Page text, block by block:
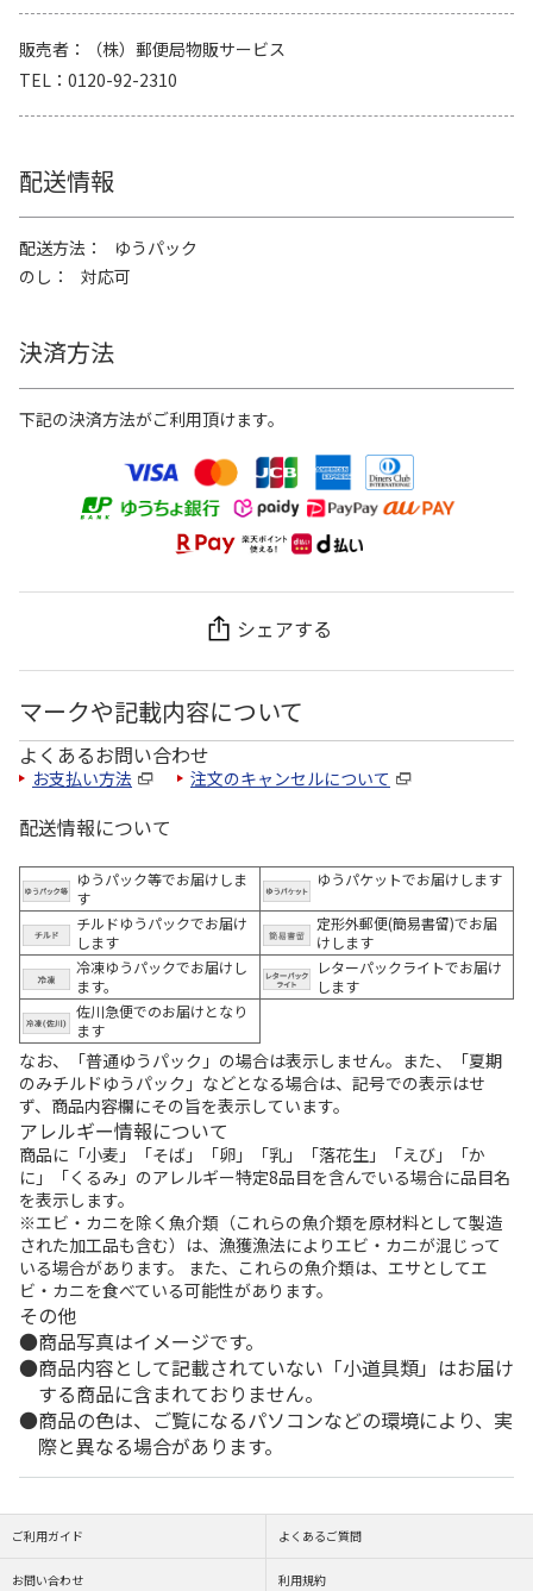
販売者
（株）郵便局物販サービス
TEL
0120-92-2310
配送情報
配送方法
ゆうパック
のし
対応可
決済方法
下記の決済方法がご利用頂けます。
シェアする
マークや記載内容について
よくあるお問い合わせ
お支払い方法 注文のキャンセルについて
配送情報について
ゆうパック等でお届けしま
す
ゆうパケットでお届けします
チルドゆうパックでお届け
します
定形外郵便(簡易書留)でお届
けします
冷凍ゆうパックでお届けし
ます。
レターパックライトでお届け
します
佐川急便でのお届けとなり
ます
なお、「普通ゆうパック」の場合は表示しません。また、「夏期
のみチルドゆうパック」などとなる場合は、記号での表示はせ
ず、商品内容欄にその旨を表示しています。
アレルギー情報について
商品に「小麦」「そば」「卵」「乳」「落花生」「えび」「か
に」「くるみ」のアレルギー特定8品目を含んでいる場合に品目名
を表示します。
※エビ・カニを除く魚介類（これらの魚介類を原材料として製造
された加工品も含む）は、漁獲漁法によりエビ・カニが混じって
いる場合があります。 また、これらの魚介類は、エサとしてエ
ビ・カニを食べている可能性があります。
その他
商品写真はイメージです。
商品内容として記載されていない「小道具類」はお届け
する商品に含まれておりません。
商品の色は、ご覧になるパソコンなどの環境により、実
際と異なる場合があります。
ご利用ガイド よくあるご質問
お問い合わせ 利用規約